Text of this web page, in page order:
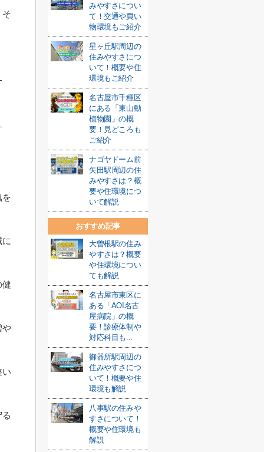
そ
を
健
や
い
みやすさについ
て！交通や買い
物環境もご紹介
星ヶ丘駅周辺の
住みやすさにつ
いて！概要や住
環境もご紹介
名古屋市千種区
にある「東山動
植物園」の概
要！見どころも
ご紹介
ナゴヤドーム前
矢田駅周辺の住
みやすさは？概
要や住環境につ
いて解説
おすすめ記事
大曽根駅の住み
やすさは？概要
や住環境につい
ても解説
名古屋市東区に
ある「AOI名古
屋病院」の概
要！診療体制や
対応科目も...
御器所駅周辺の
住みやすさにつ
いて！概要や住
環境も解説
八事駅の住みや
すさについて！
概要や住環境も
解説